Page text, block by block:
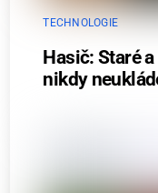
TECHNOLOGIE
Hasič: Staré
nikdy